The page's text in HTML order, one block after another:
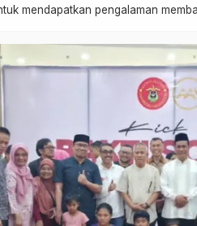
mendapatkan pengalaman